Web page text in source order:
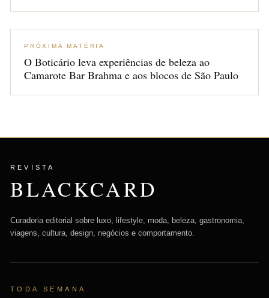
PRÓXIMA MATÉRIA
O Boticário leva experiências de beleza ao
Camarote Bar Brahma e aos blocos de São Paulo
REVISTA
BLACKCARD
Curadoria editorial sobre luxo, lifestyle, moda, beleza, gastronomia,
viagens, cultura, design, negócios e comportamento.
TODA SEMANA